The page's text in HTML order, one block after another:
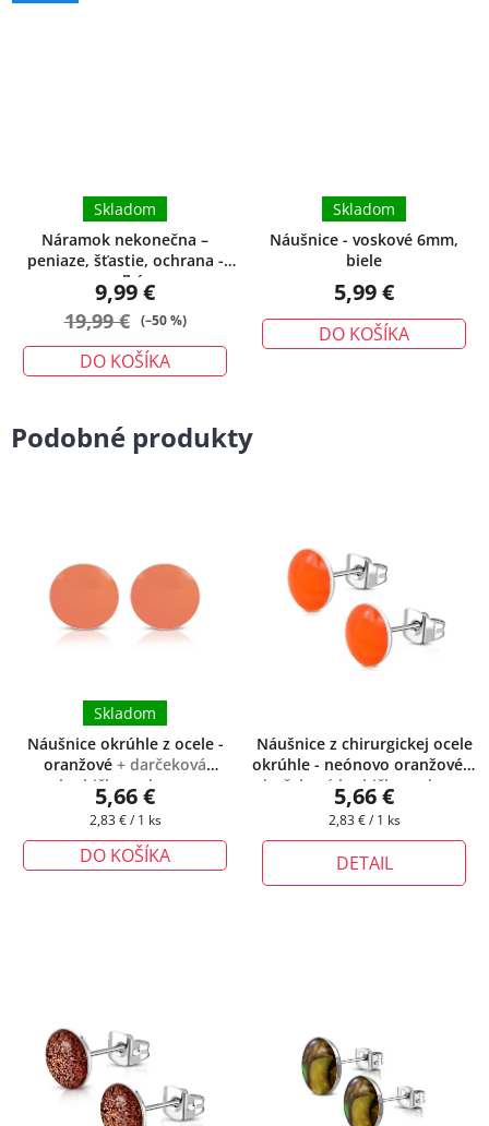
Náramok nekonečna –
peniaze, šťastie, ochrana -
veľký
Skladom
9,99 €
19,99 € (–50 %)
DO KOŠÍKA
Náušnice - voskové 6mm,
biele
Skladom
5,99 €
DO KOŠÍKA
Podobné produkty
Náušnice okrúhle z ocele -
oranžové + darčeková
krabička zadarmo
Skladom
5,66 €
Jednotková
2,83 € / 1 ks
DO KOŠÍKA
Náušnice z chirurgickej ocele
okrúhle - neónovo oranžové+
darčeková krabička zadarmo
5,66 €
Jednotková
2,83 € / 1 ks
DETAIL